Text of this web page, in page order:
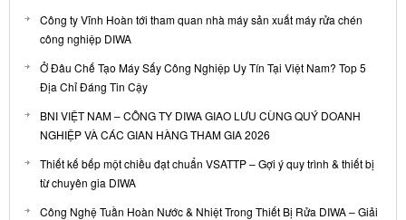
Công ty Vĩnh Hoàn tới tham quan nhà máy sản xuất máy rửa chén
công nghiệp DIWA
Ở Đâu Chế Tạo Máy Sấy Công Nghiệp Uy Tín Tại Việt Nam? Top 5
Địa Chỉ Đáng Tin Cậy
BNI VIỆT NAM – CÔNG TY DIWA GIAO LƯU CÙNG QUÝ DOANH
NGHIỆP VÀ CÁC GIAN HÀNG THAM GIA 2026
Thiết kế bếp một chiều đạt chuẩn VSATTP – Gợi ý quy trình & thiết bị
từ chuyên gia DIWA
Công Nghệ Tuần Hoàn Nước & Nhiệt Trong Thiết Bị Rửa DIWA – Giải